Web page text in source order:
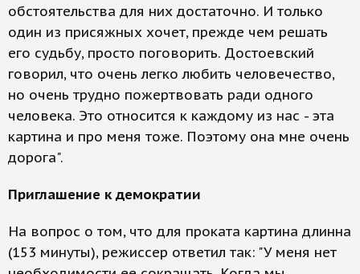
обстоятельства для них достаточно. И только
один из присяжных хочет, прежде чем решать
его судьбу, просто поговорить. Достоевский
говорил, что очень легко любить человечество,
но очень трудно пожертвовать ради одного
человека. Это относится к каждому из нас - эта
картина и про меня тоже. Поэтому она мне очень
дорога".
Приглашение к демократии
На вопрос о том, что для проката картина длинна
(153 минуты), режиссер ответил так: "У меня нет